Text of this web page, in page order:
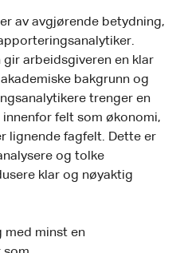
av avgjørende betydning,
arbeidsgiveren en klar
bakgrunn og
trenger en
felt som økonomi,
lignende fagfelt. Dette er
og tolke
klar og nøyaktig
med minst en